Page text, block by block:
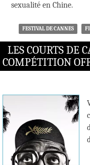
sexualité en Chine.
FESTIVAL DE CANNES
LES COURTS DE
COMPÉTITION